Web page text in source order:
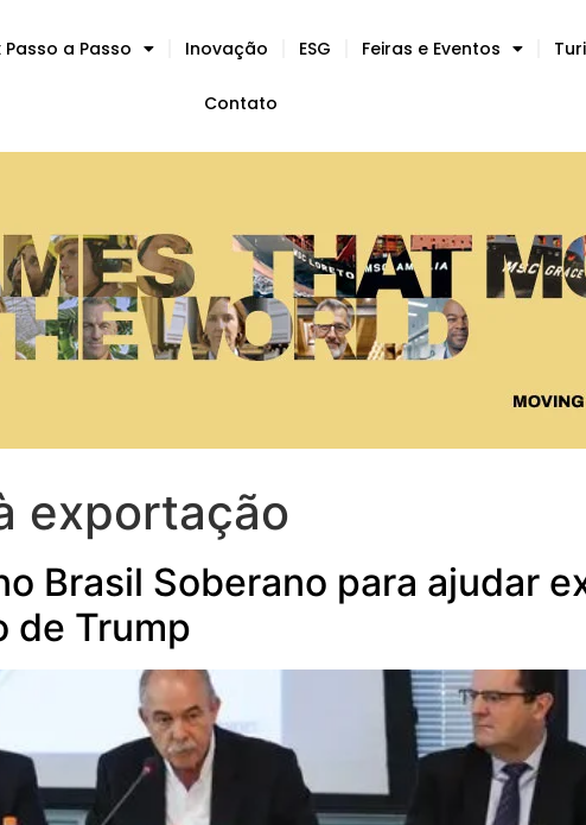
Passo a Passo Inovação ESG Feiras e Eventos
Contato
exportação
Brasil Soberano para ajudar
de Trump